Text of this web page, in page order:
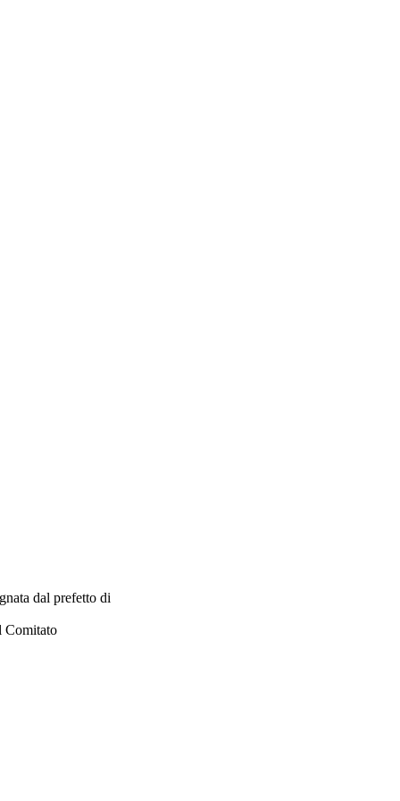
dal prefetto di
Comitato